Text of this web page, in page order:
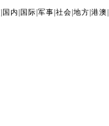
国内 国际 军事 社会 地方 港澳